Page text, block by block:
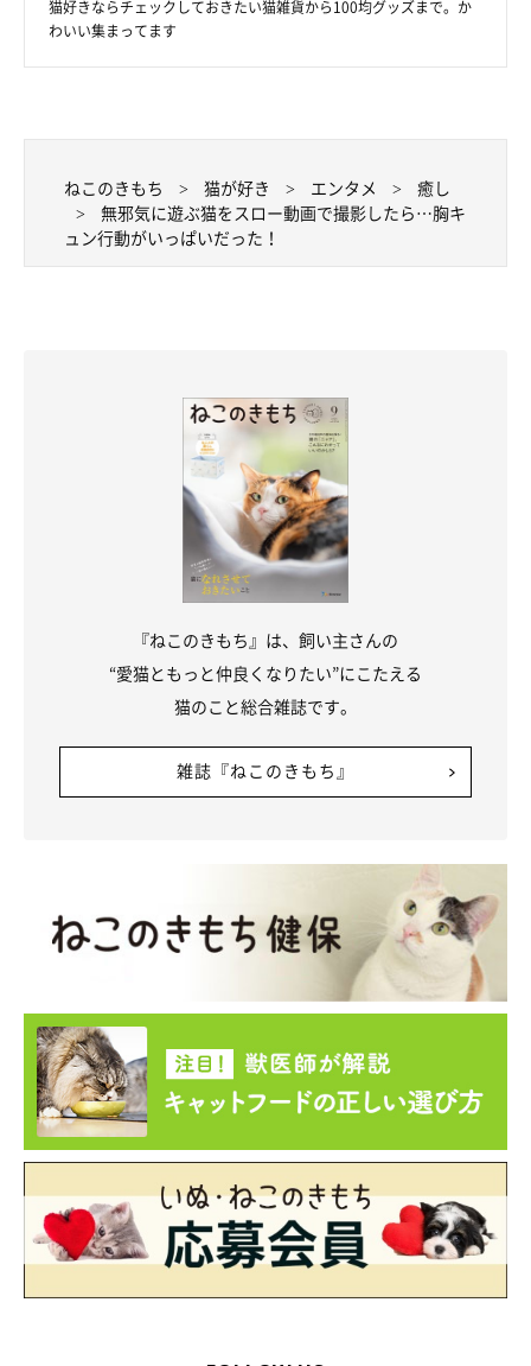
★Instagram、Twitterで「#ねこのきもち」「#ねこのきもち部」
でご投稿いただいた素敵な写真・動画を紹介しています。
猫好きならチェックしておきたい猫雑貨から100均グッズまで。か
わいい集まってます
ねこのきもち 猫が好き エンタメ
癒し
無邪気に遊ぶ猫をスロー動画で撮影したら…胸キ
ュン行動がいっぱいだった！
『ねこのきもち』は、飼い主さんの
“愛猫ともっと仲良くなりたい”にこたえる
猫のこと総合雑誌です。
雑誌『ねこのきもち』